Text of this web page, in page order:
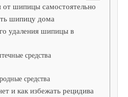
шипицы самостоятельно
шипицу дома
удаления шипицы в
средства
средства
и как избежать рецидива